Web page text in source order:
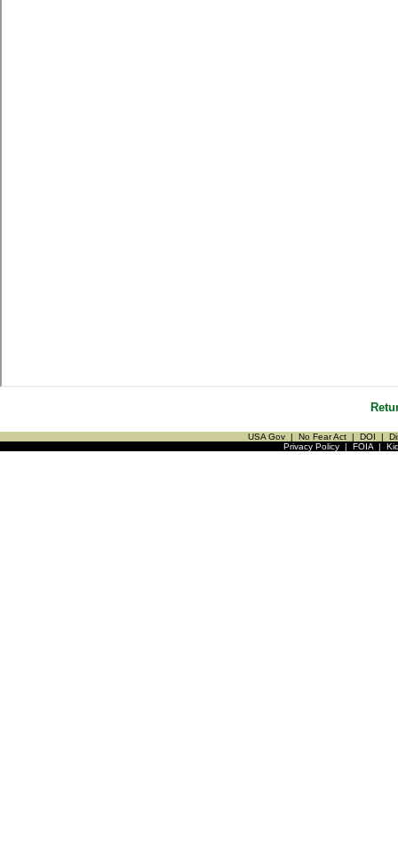
USA Gov | No Fear Act | DOI |
Privacy Policy| FOIA|